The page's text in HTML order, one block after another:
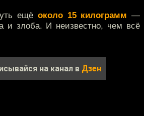
ещё около 15 килограмм —
и злоба. И неизвестно, чем всё
на канал в Дзен